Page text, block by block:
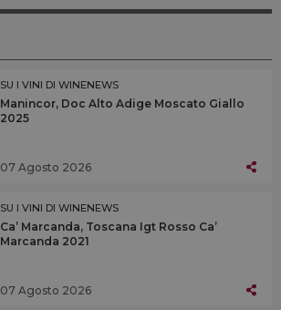
SU I VINI DI WINENEWS
Manincor, Doc Alto Adige Moscato Giallo
2025
07 Agosto 2026
SU I VINI DI WINENEWS
Ca’ Marcanda, Toscana Igt Rosso Ca’
Marcanda 2021
07 Agosto 2026